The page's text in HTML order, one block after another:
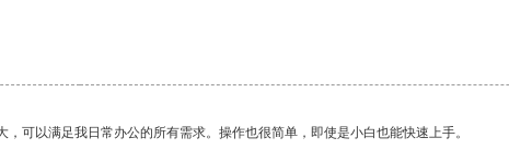
可以满足我日常办公的所有需求。操作也很简单，即使是小白也能快速上手。